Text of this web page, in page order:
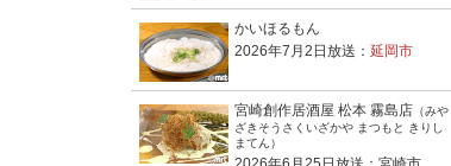
かいほるもん
2026年7月2日放送： 延岡市
宮崎創作居酒屋 松本 霧島店 （みや
ざきそうさくいざかや まつもと きりし
まてん）